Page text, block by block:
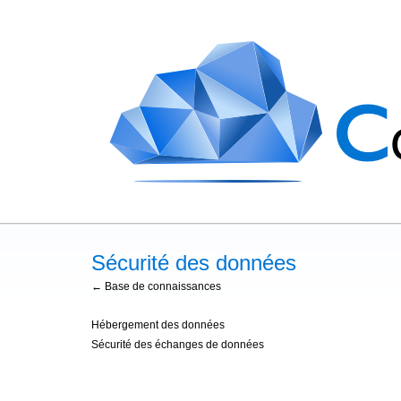
Sécurité des données
← Base de connaissances
Hébergement des données
Sécurité des échanges de données